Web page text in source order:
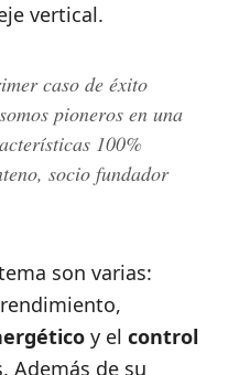
vertical.
caso de éxito
pioneros en una
100%
socio fundador
son varias:
y el control
Además de su